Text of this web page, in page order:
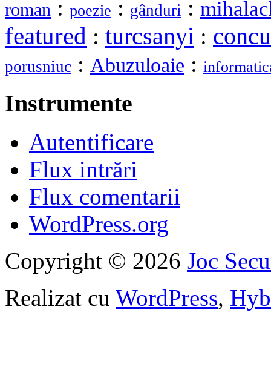
roman : poezie : gânduri :
featured : turcsanyi :
porusniuc : Abuzuloaie :
Instrumente
Autentificare
Flux intrări
Flux comentarii
WordPress.org
Copyright © 2026 Joc
Realizat cu WordPress,